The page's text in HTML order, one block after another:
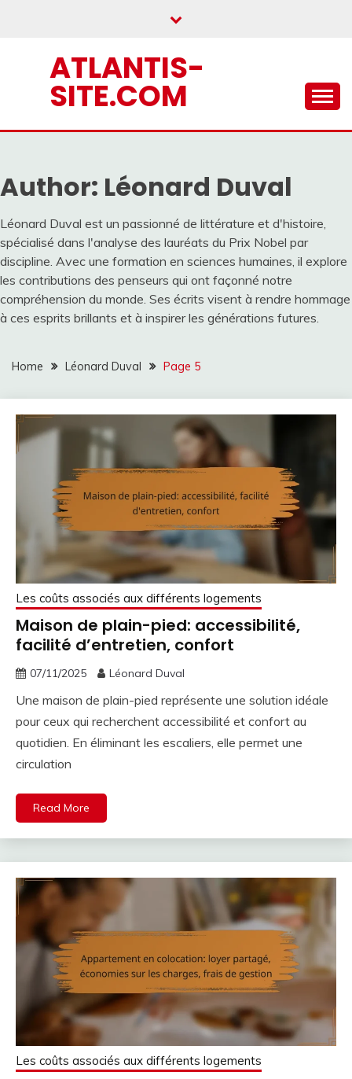
ATLANTIS-
SITE.COM
Author: Léonard Duval
Léonard Duval est un passionné de littérature et d'histoire,
spécialisé dans l'analyse des lauréats du Prix Nobel par
discipline. Avec une formation en sciences humaines, il explore
les contributions des penseurs qui ont façonné notre
compréhension du monde. Ses écrits visent à rendre hommage
à ces esprits brillants et à inspirer les générations futures.
Home Léonard Duval Page 5
Les coûts associés aux différents logements
Maison de plain-pied: accessibilité,
facilité d’entretien, confort
07/11/2025 Léonard Duval
Une maison de plain-pied représente une solution idéale
pour ceux qui recherchent accessibilité et confort au
quotidien. En éliminant les escaliers, elle permet une
circulation
Read More
Les coûts associés aux différents logements